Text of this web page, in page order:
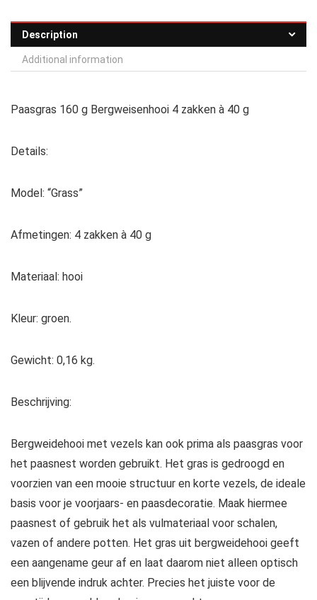
Description
Additional information
Paasgras 160 g Bergweisenhooi 4 zakken à 40 g
Details:
Model: “Grass”
Afmetingen: 4 zakken à 40 g
Materiaal: hooi
Kleur: groen.
Gewicht: 0,16 kg.
Beschrijving:
Bergweidehooi met vezels kan ook prima als paasgras voor
het paasnest worden gebruikt. Het gras is gedroogd en
voorzien van een mooie structuur en korte vezels, de ideale
basis voor je voorjaars- en paasdecoratie. Maak hiermee
paasnest of gebruik het als vulmateriaal voor schalen,
vazen of andere potten. Het gras uit bergweidehooi geeft
een aangename geur af en laat daarom niet alleen optisch
een blijvende indruk achter. Precies het juiste voor de